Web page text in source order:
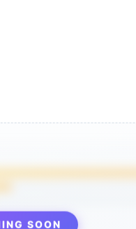
帮手”角色（负责口令数拍）
的拍点上准确击打对应强/弱
行为，器材正确握持率≥90%
角色体验，发言或反馈≥1次/
上排出“强弱强弱”8拍图谱，
SOON